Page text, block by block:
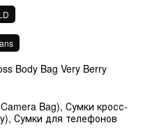
Body Bag Very Berry
Bag), Сумки кросс-
Сумки для телефонов